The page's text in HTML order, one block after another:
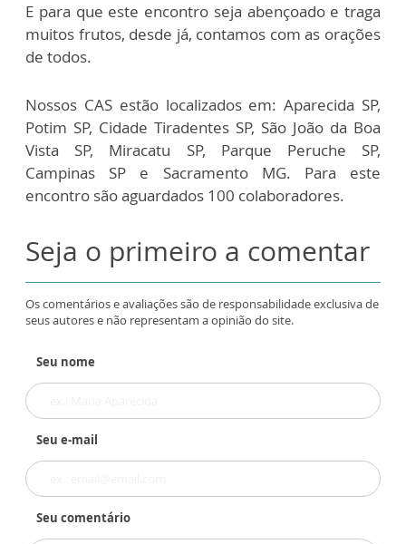
E para que este encontro seja abençoado e traga
muitos frutos, desde já, contamos com as orações
de todos.
Nossos CAS estão localizados em: Aparecida SP,
Potim SP, Cidade Tiradentes SP, São João da Boa
Vista SP, Miracatu SP, Parque Peruche SP,
Campinas SP e Sacramento MG. Para este
encontro são aguardados 100 colaboradores.
Seja o primeiro a comentar
Os comentários e avaliações são de responsabilidade exclusiva de
seus autores e não representam a opinião do site.
Seu nome
Seu e-mail
Seu comentário